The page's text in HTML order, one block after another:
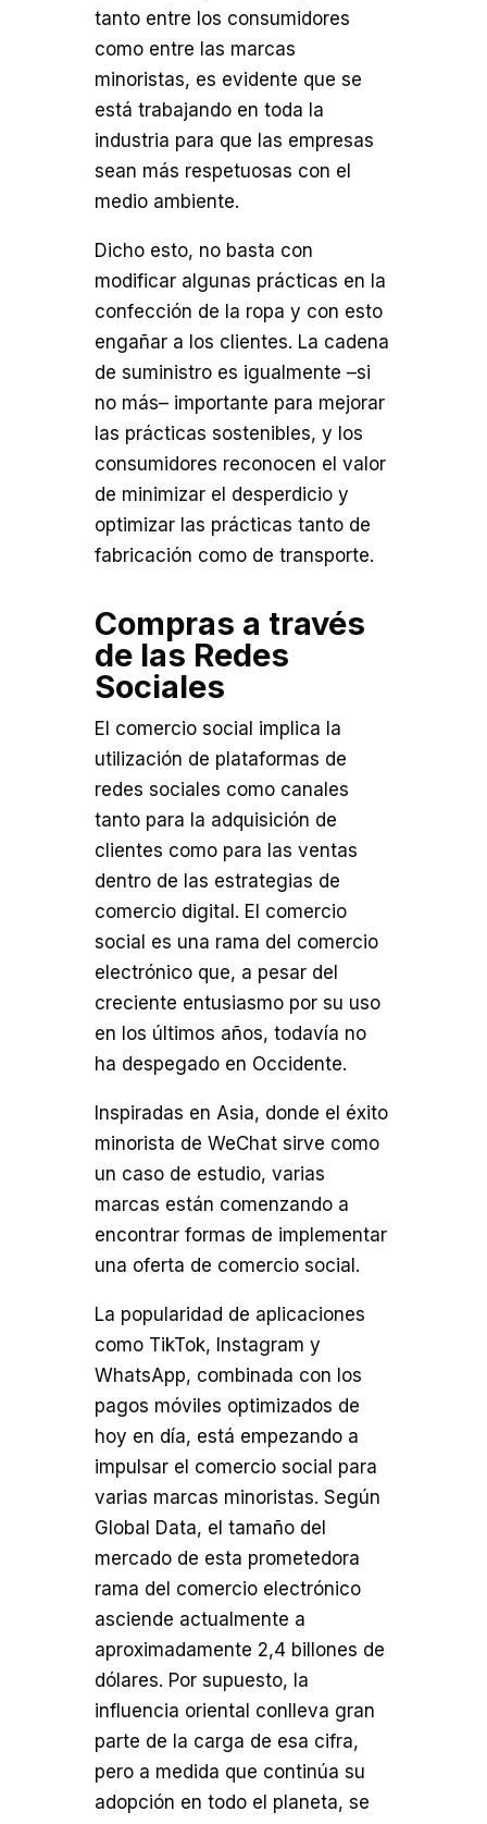
tanto entre los consumidores
como entre las marcas
minoristas, es evidente que se
está trabajando en toda la
industria para que las empresas
sean más respetuosas con el
medio ambiente.
Dicho esto, no basta con
modificar algunas prácticas en la
confección de la ropa y con esto
engañar a los clientes. La cadena
de suministro es igualmente –si
no más– importante para mejorar
las prácticas sostenibles, y los
consumidores reconocen el valor
de minimizar el desperdicio y
optimizar las prácticas tanto de
fabricación como de transporte.
Compras a través
de las Redes
Sociales
El comercio social implica la
utilización de plataformas de
redes sociales como canales
tanto para la adquisición de
clientes como para las ventas
dentro de las estrategias de
comercio digital. El comercio
social es una rama del comercio
electrónico que, a pesar del
creciente entusiasmo por su uso
en los últimos años, todavía no
ha despegado en Occidente.
Inspiradas en Asia, donde el éxito
minorista de WeChat sirve como
un caso de estudio, varias
marcas están comenzando a
encontrar formas de implementar
una oferta de comercio social.
La popularidad de aplicaciones
como TikTok, Instagram y
WhatsApp, combinada con los
pagos móviles optimizados de
hoy en día, está empezando a
impulsar el comercio social para
varias marcas minoristas.Según
Global Data, el tamaño del
mercado de esta prometedora
rama del comercio electrónico
asciende actualmente a
aproximadamente 2,4 billones de
dólares. Por supuesto, la
influencia oriental conlleva gran
parte de la carga de esa cifra,
pero a medida que continúa su
adopción en todo el planeta, se